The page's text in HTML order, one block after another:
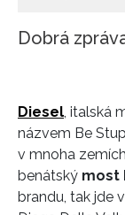
Dobrá
Diesel , italská
názvem Be
v mnoha
benátský most
brandu, tak jde